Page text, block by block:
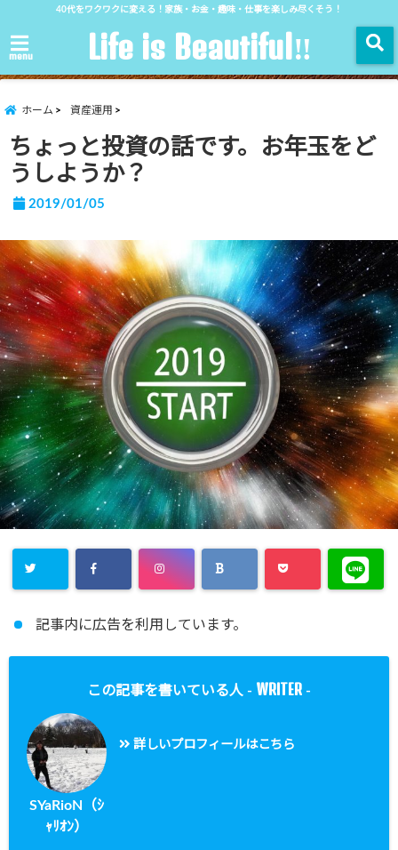
40代をワクワクに変える！家族・お金・趣味・仕事を楽しみ尽くそう！
menu Life is Beautiful‼︎
ホーム 資産運用
ちょっと投資の話です。お年玉をど
うしようか？
2019/01/05
記事内に広告を利用しています。
この記事を書いている人 - WRITER -
SYaRioN（ｼ
ｬﾘｵﾝ）
詳しいプロフィールはこちら